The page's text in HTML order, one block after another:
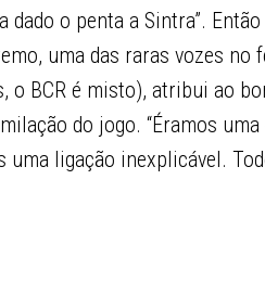
o penta a Sintra”.
uma das raras vozes no
o BCR é misto), atribui ao
do jogo. “Éramos
ligação inexplicável.